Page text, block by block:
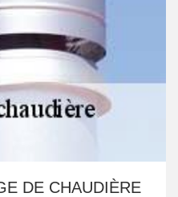
DE CHAUDIÈRE